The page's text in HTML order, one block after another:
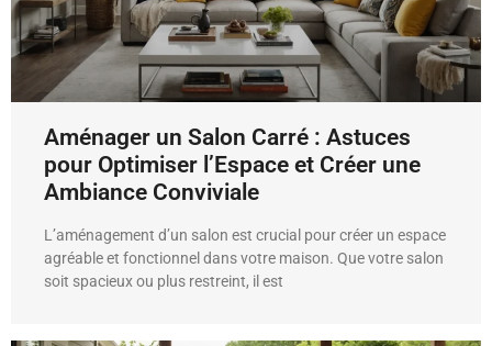
Aménager un Salon Carré : Astuces
pour Optimiser l’Espace et Créer une
Ambiance Conviviale
L’aménagement d’un salon est crucial pour créer un espace
agréable et fonctionnel dans votre maison. Que votre salon
soit spacieux ou plus restreint, il est